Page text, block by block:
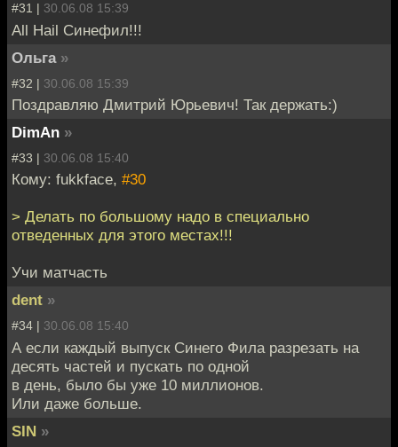
#31 | 30.06.08 15:39
All Hail Синефил!!!
Ольга »
#32 | 30.06.08 15:39
Поздравляю Дмитрий Юрьевич! Так держать:)
DimAn »
#33 | 30.06.08 15:40
Кому: fukkface, #30
> Делать по большому надо в специально
отведенных для этого местах!!!
Учи матчасть
dent »
#34 | 30.06.08 15:40
А если каждый выпуск Синего Фила разрезать на
десять частей и пускать по одной
в день, было бы уже 10 миллионов.
Или даже больше.
SIN »